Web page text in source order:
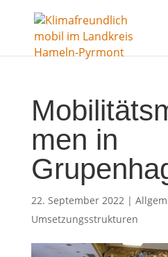
men in
22. September 2022|
Umsetzungsstrukturen